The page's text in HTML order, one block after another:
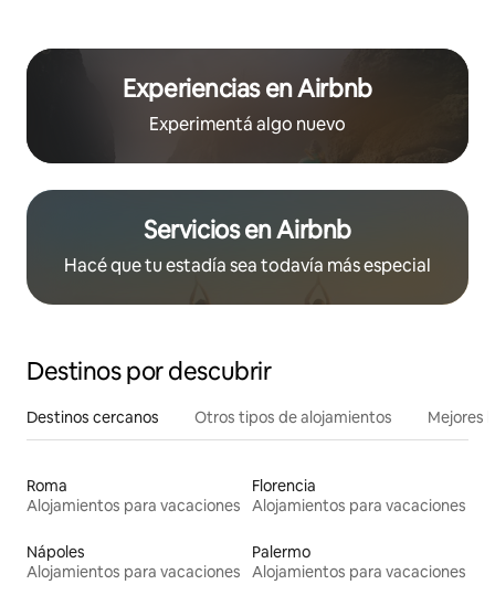
Experiencias en Airbnb
Experimentá algo nuevo
Servicios en Airbnb
Hacé que tu estadía sea todavía más especial
Destinos por descubrir
Destinos cercanos Otros tipos de alojamientos Mejores
Roma
Alojamientos para vacaciones
Florencia
Alojamientos para vacaciones
Nápoles
Alojamientos para vacaciones
Palermo
Alojamientos para vacaciones